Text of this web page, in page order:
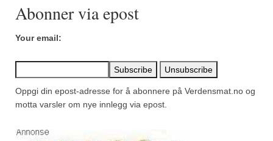
Paprikapulver, edelsøtt
Parisisk pepper
Piment d’Espelette
Abonner via epost
Your email:
Oppgi din epost-adresse for å abonnere på Verdensmat.no og
motta varsler om nye innlegg via epost.